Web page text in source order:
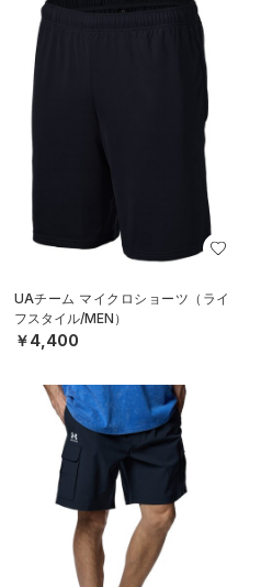
UAチーム マイクロショーツ（ライ
フスタイル/MEN）
￥4,400